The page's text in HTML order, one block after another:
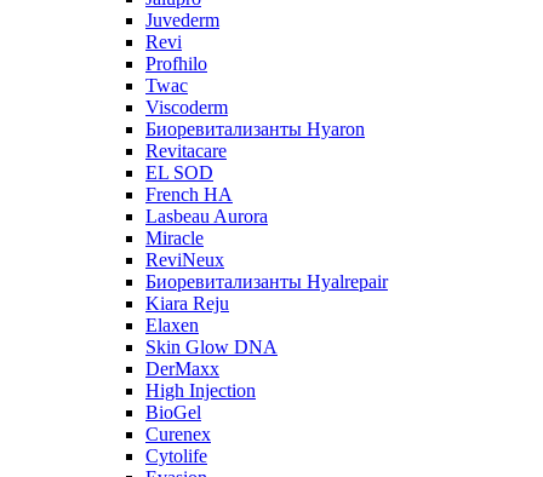
Juvederm
Revi
Profhilo
Twac
Viscoderm
Биоревитализанты Hyaron
Revitacare
EL SOD
French HA
Lasbeau Aurora
Miracle
ReviNeux
Биоревитализанты Hyalrepair
Kiara Reju
Elaxen
Skin Glow DNA
DerMaxx
High Injection
BioGel
Curenex
Cytolife